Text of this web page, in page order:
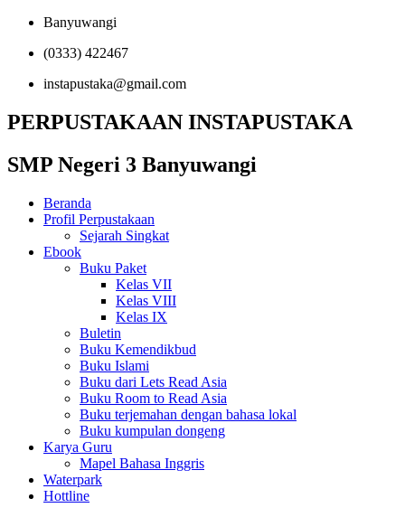
Banyuwangi
(0333) 422467
instapustaka@gmail.com
PERPUSTAKAAN INSTAPUSTAKA
SMP Negeri 3 Banyuwangi
Beranda
Profil Perpustakaan
Sejarah Singkat
Ebook
Buku Paket
Kelas VII
Kelas VIII
Kelas IX
Buletin
Buku Kemendikbud
Buku Islami
Buku dari Lets Read Asia
Buku Room to Read Asia
Buku terjemahan dengan bahasa lokal
Buku kumpulan dongeng
Karya Guru
Mapel Bahasa Inggris
Waterpark
Hottline